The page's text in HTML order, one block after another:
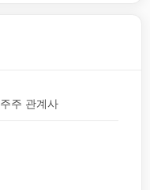
주주 관계사